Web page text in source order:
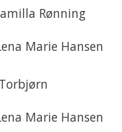
Rønning
Marie Hansen
Marie Hansen